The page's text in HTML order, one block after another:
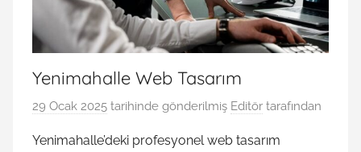
Yenimahalle Web Tasarım
29 Ocak 2025 tarihinde gönderilmiş Editör tarafından
Yenimahalle’deki profesyonel web tasarım